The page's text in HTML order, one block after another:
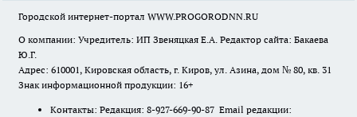
Городской интернет-портал WWW.PROGORODNN.RU
О компании: Учредитель: ИП Звеняцкая Е.А. Редактор сайта: Бакаева
Ю.Г.
Адрес: 610001, Кировская область, г. Киров, ул. Азина, дом № 80, кв. 31
Знак информационной продукции: 16+
Контакты: Редакция: 8-927-669-90-87 Email редакции: